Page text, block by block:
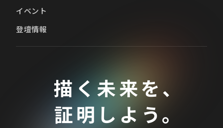
イベント
登壇情報
描く未来を、
証明しよう。